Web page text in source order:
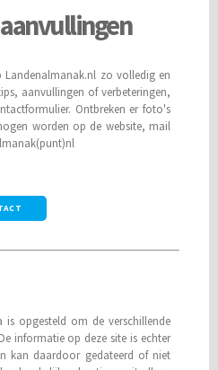
zo volledig en
aanvullingen of verbeteringen,
Ontbreken er foto's
worden op de website, mail
opgesteld om de verschillende
informatie op deze site is echter
kan daardoor gedateerd of niet